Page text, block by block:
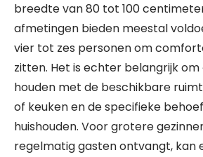
breedte van 80 tot 100
afmetingen bieden meestal
vier tot zes personen om
zitten. Het is echter belangrijk
houden met de beschikbare
of keuken en de specifieke
huishouden. Voor grotere
regelmatig gasten ontvangt, kan